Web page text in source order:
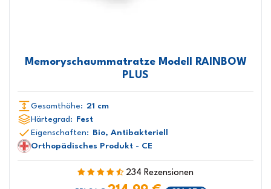
Memoryschaummatratze Modell RAINBOW
PLUS
Gesamthöhe: 21 cm
Härtegrad:
Fest
Eigenschaften:
Bio, Antibakteriell
Orthopädisches Produkt - CE
234 Rezensionen